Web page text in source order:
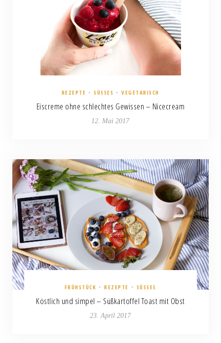
REZEPTE • SÜSSES • VEGETARISCH
Eiscreme ohne schlechtes Gewissen – Nicecream
12. Mai 2017
FRÜHSTÜCK • REZEPTE • SÜSSES
Köstlich und simpel – Süßkartoffel Toast mit Obst
23. April 2017